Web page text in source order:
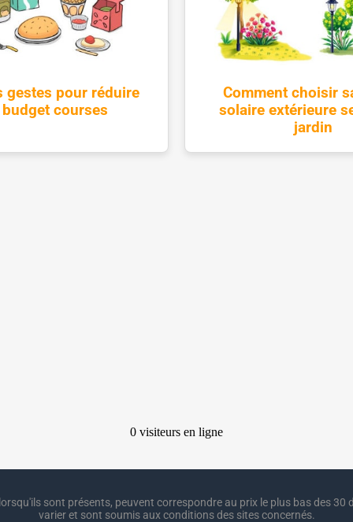
gestes pour réduire
courses
Comment choisir
solaire extérieure
jardin
sont présents, peuvent correspondre au prix le plus bas des 30
varier et sont soumis aux conditions des sites concernés.